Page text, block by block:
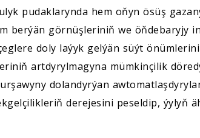
pudaklarynda hem oňyn ösüş
berýän görnüşleriniň we öňdebaryjy
doly laýyk gelýän süýt
artdyrylmagyna mümkinçilik
dolandyrýan
derejesini peseldip, ýylyň